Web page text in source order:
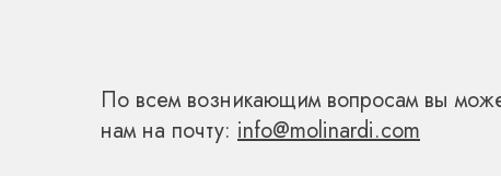
СВЯЖИТЕСЬ С
По всем возникающим вопросам вы
нам на почту: info@molinardi.com